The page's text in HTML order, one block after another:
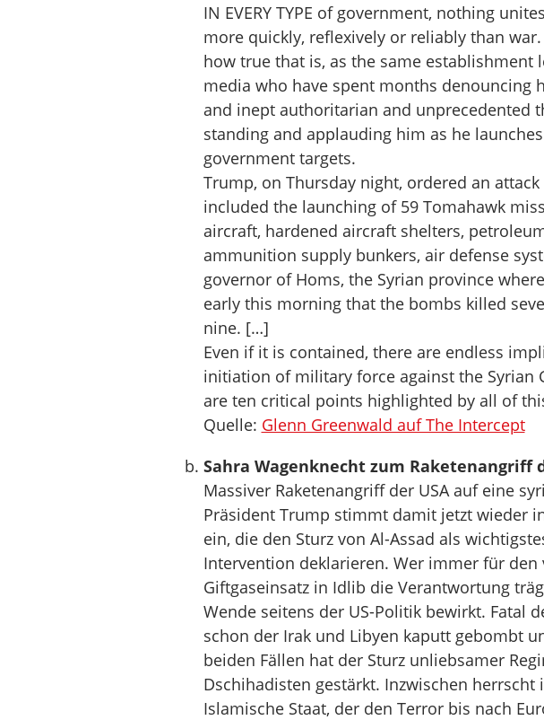
IN EVERY TYPE of government, nothing
more quickly, reflexively or reliably than
how true that is, as the same establishment
media who have spent months denouncing
and inept authoritarian and unprecedented
standing and applauding him as he
government targets.
Trump, on Thursday night, ordered an
included the launching of 59 Tomahawk
aircraft, hardened aircraft shelters,
ammunition supply bunkers, air defense
governor of Homs, the Syrian province
early this morning that the bombs killed
nine. […]
Even if it is contained, there are endless
initiation of military force against the Syrian
are ten critical points highlighted by all of
Quelle: Glenn Greenwald auf The Intercept
Sahra Wagenknecht zum Raketenangriff
Massiver Raketenangriff der USA auf eine
Präsident Trump stimmt damit jetzt wieder
ein, die den Sturz von Al-Assad als
Intervention deklarieren. Wer immer für den
Giftgaseinsatz in Idlib die Verantwortung
Wende seitens der US-Politik bewirkt. Fatal
schon der Irak und Libyen kaputt gebombt
beiden Fällen hat der Sturz unliebsamer
Dschihadisten gestärkt. Inzwischen herrscht
Islamische Staat, der den Terror bis nach